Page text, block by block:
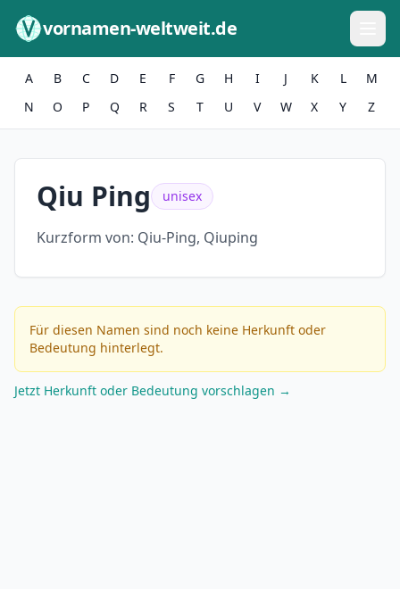
vornamen-weltweit.de
A B C D E F G H I J K L
M
N
O P Q R S T U V W X Y Z
Qiu Ping unisex
Kurzform von: Qiu-Ping, Qiuping
Für diesen Namen sind noch keine Herkunft oder
Bedeutung hinterlegt.
Jetzt Herkunft oder Bedeutung vorschlagen →